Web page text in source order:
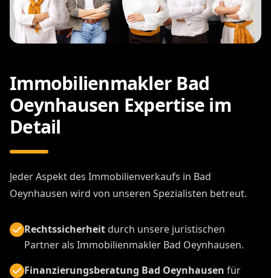
Immobilienmakler Bad
Oeynhausen Expertise im
Detail
Jeder Aspekt des Immobilienverkaufs in Bad
Oeynhausen wird von unseren Spezialisten betreut.
Rechtssicherheitdurch unsere juristischen
Partner als Immobilienmakler Bad Oeynhausen.
Finanzierungsberatung Bad Oeynhausen für